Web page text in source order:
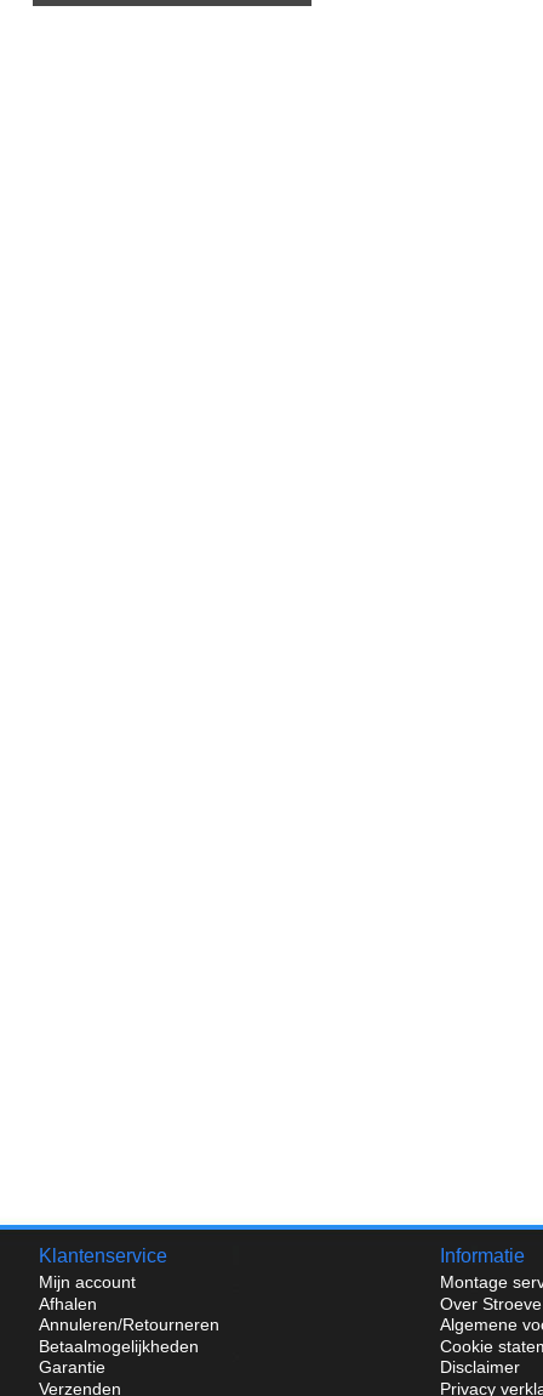
Klantenservice
Mijn account
Afhalen
Annuleren/Retourneren
Betaalmogelijkheden
Garantie
Verzenden
Informatie
Montage
Over
Algemene
Cookie
Disclaimer
Privacy